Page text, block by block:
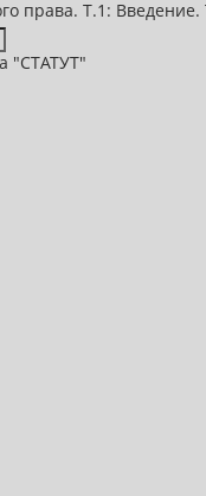
права. Т.1:
"СТАТУТ"